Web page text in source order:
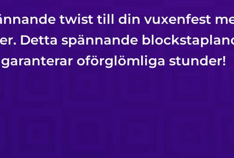
twist till din vuxenfest
Detta spännande
garanterar oförglömliga stunder!